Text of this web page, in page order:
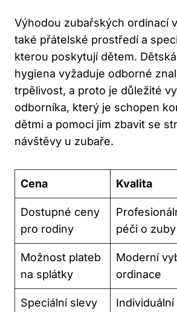
Výhodou zubařských ordinací
také přátelské prostředí a
kterou poskytují dětem.
hygiena vyžaduje odborné
trpělivost, a proto je důležité
odborníka, který je schopen
dětmi a pomoci jim zbavit se
návštěvy u zubaře.
Cena Kvalita
Dostupné ceny
pro rodiny
péči o zuby
Možnost plateb
na splátky
Moderní
ordinace
Speciální slevy